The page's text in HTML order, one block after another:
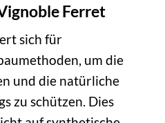
Ferret
sich für
um die
und die natürliche
zu schützen. Dies